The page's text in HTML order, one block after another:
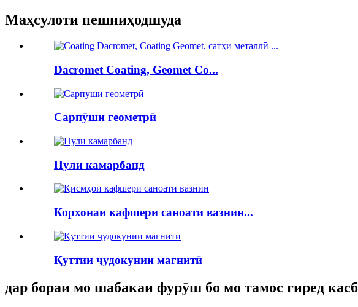
Маҳсулоти пешниҳодшуда
Dacromet Coating, Geomet Co...
Сарпӯши геометрӣ
Пули камарбанд
Корхонаи кафшери саноати вазнин...
Қуттии ҷудокунии магнитӣ
дар бораи мо шабакаи фурӯш бо мо тамос гиред касб